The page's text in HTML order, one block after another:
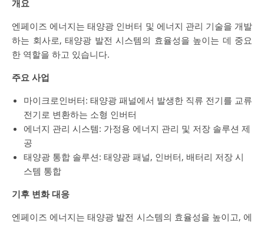
개요
엔페이즈 에너지는 태양광 인버터 및 에너지 관리 기술을 개발
하는 회사로, 태양광 발전 시스템의 효율성을 높이는 데 중요
한 역할을 하고 있습니다.
주요 사업
마이크로인버터: 태양광 패널에서 발생한 직류 전기를 교류
전기로 변환하는 소형 인버터
에너지 관리 시스템: 가정용 에너지 관리 및 저장 솔루션 제
공
태양광 통합 솔루션: 태양광 패널, 인버터, 배터리 저장 시
스템 통합
기후 변화 대응
엔페이즈 에너지는 태양광 발전 시스템의 효율성을 높이고, 에